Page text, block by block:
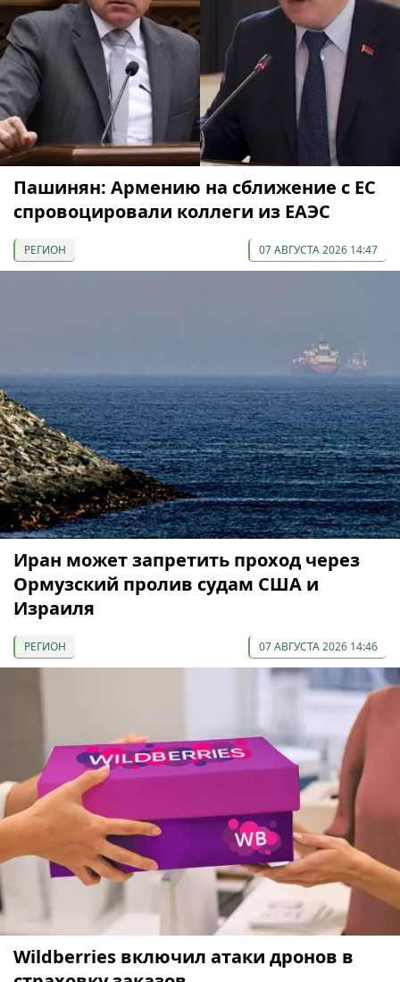
Пашинян: Армению на сближение с ЕС
спровоцировали коллеги из ЕАЭС
РЕГИОН 07 АВГУСТА 2026 14:47
Иран может запретить проход через
Ормузский пролив судам США и
Израиля
РЕГИОН 07 АВГУСТА 2026 14:46
Wildberries включил атаки дронов в